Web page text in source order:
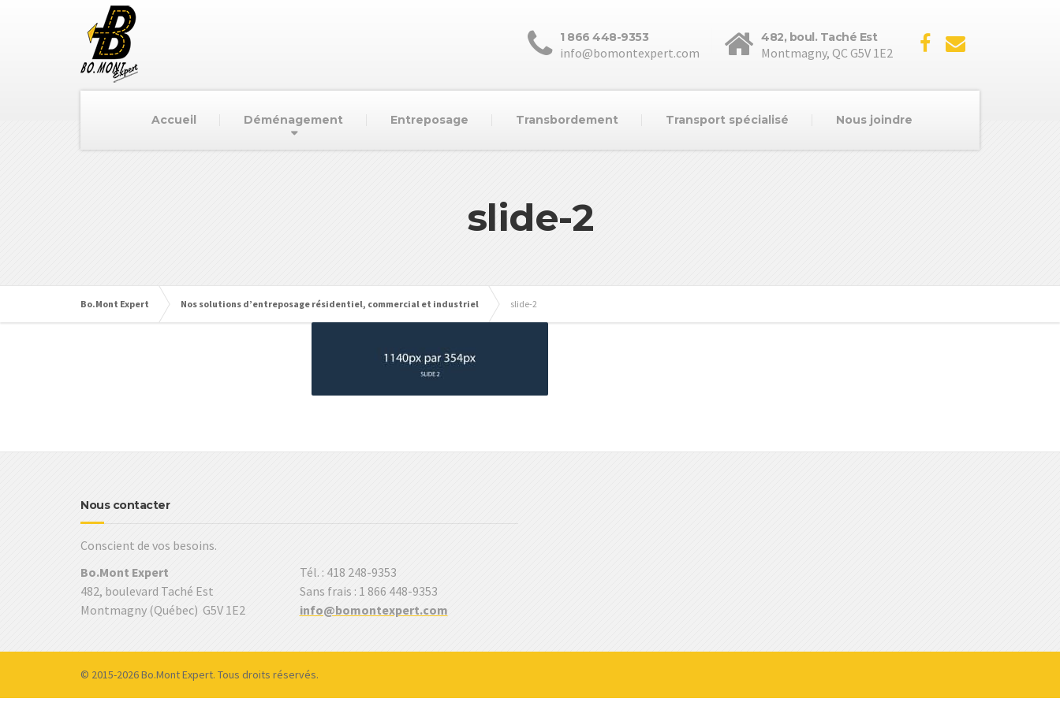
1 866 448-9353
info@bomontexpert.com
482, boul. Taché Est
Montmagny, QC G5V 1E2
Accueil Déménagement Entreposage Transbordement Transport spécialisé Nous joindre
slide-2
Bo.Mont Expert Nos solutions d’entreposage résidentiel, commercial et industriel slide-2
Nous contacter
Conscient de vos besoins.
Bo.Mont Expert
482, boulevard Taché Est
Montmagny (Québec) G5V 1E2
Tél. : 418 248-9353
Sans frais : 1 866 448-9353
info@bomontexpert.com
© 2015-2026 Bo.Mont Expert. Tous droits réservés.